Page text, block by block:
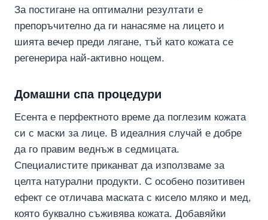
За постигане на оптимални резултати е
препоръчително да ги нанасяме на лицето и
шията вечер преди лягане, тъй като кожата се
регенерира най-активно нощем.
Домашни спа процедури
Есента е перфектното време да поглезим кожата
си с маски за лице. В идеалния случай е добре
да го правим веднъж в седмицата.
Специалистите приканват да използваме за
целта натурални продукти. С особено позитивен
ефект се отличава маската с кисело мляко и мед,
която буквално съживява кожата. Добавяйки